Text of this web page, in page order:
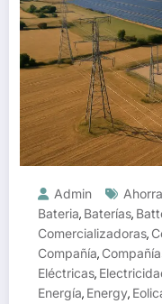
Admin
Bateria, Baterías,
Comercializadoras,
Compañía,
Eléctricas,
Energía, Energy,